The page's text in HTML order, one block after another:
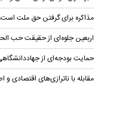
مذاکره برای گرفتن حق ملت
اربعین جلوه‌ای از حقیقت حب
حمایت بودجه‌ای از
مقابله با ناترازی‌های اقتصادی